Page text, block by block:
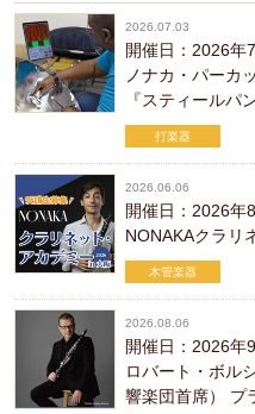
2026.07.03
開催日：2026年
ノナカ・パーカ
『スティール
打楽器
2026.06.06
開催日：2026年
NONAKAクラリ
木管楽器
2026.08.06
開催日：2026年
ロバート・ボル
響楽団首席） プ